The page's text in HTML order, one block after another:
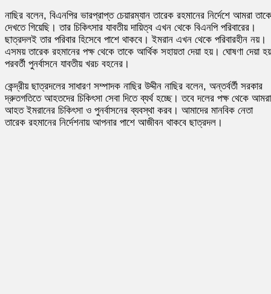
নাছির বলেন, বিএনপির ভারপ্রাপ্ত চেয়ারম্যান তারেক রহমানের নির্দেশে আমরা তাকে
দেখতে গিয়েছি। তার চিকিৎসার যাবতীয় দায়িত্ব এখন থেকে বিএনপি পরিবারের।
ছাত্রদলই তার পরিবার হিসেবে পাশে থাকবে। ইমরান এখন থেকে পরিবারহীন নয়।
এসময় তারেক রহমানের পক্ষ থেকে তাকে আর্থিক সহায়তা দেয়া হয়। ঘোষণা দেয়া হয়
পরবর্তী পুনর্বাসনে যাবতীয় খরচ বহনের।
কেন্দ্রীয় ছাত্রদলের সাধারণ সম্পাদক নাছির উদ্দীন নাছির বলেন, অন্তর্বর্তী সরকার
দ্রুতগতিতে আহতদের চিকিৎসা সেবা দিতে ব্যর্থ হচ্ছে। তবে দলের পক্ষ থেকে আমরা
আহত ইমরানের চিকিৎসা ও পুনর্বাসনের ব্যবস্থা করব। আমাদের মানবিক নেতা
তারেক রহমানের নির্দেশনায় আপনার পাশে আজীবন থাকবে ছাত্রদল।